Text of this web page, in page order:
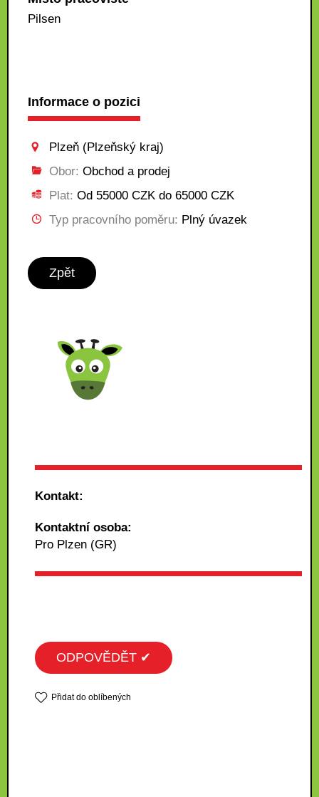
Pilsen
Informace o pozici
Plzeň (Plzeňský kraj)
Obor: Obchod a prodej
Plat: Od 55000 CZK do 65000 CZK
Typ pracovního poměru: Plný úvazek
Zpět
Kontakt:
Kontaktní osoba:
Pro Plzen (GR)
ODPOVĚDĚT ✔
Přidat do oblíbených